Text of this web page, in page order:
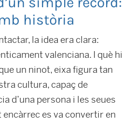
història
la idea era clara:
valenciana. I què hi
un ninot, eixa figura tan
cultura, capaç de
d’una persona i les seues
encàrrec es va convertir en